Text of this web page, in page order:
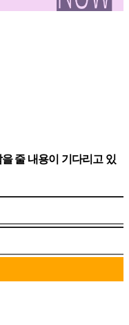
줄 내용이 기다리고 있